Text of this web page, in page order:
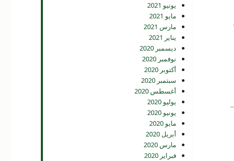
يونيو 2021
مايو 2021
مارس 2021
يناير 2021
ديسمبر 2020
نوفمبر 2020
أكتوبر 2020
سبتمبر 2020
أغسطس 2020
يوليو 2020
يونيو 2020
مايو 2020
أبريل 2020
مارس 2020
فبراير 2020